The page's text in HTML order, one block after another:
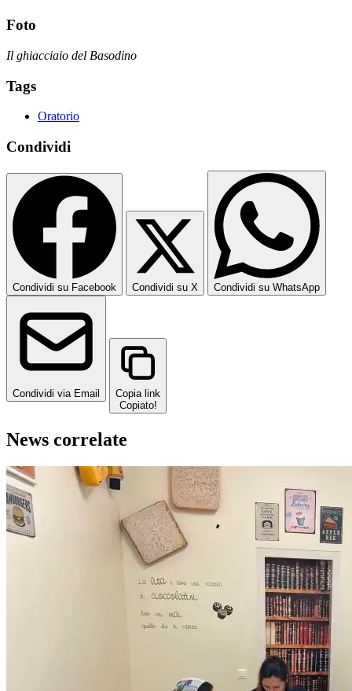
Foto
Il ghiacciaio del Basodino
Tags
Oratorio
Condividi
Condividi su Facebook Condividi su X Condividi su WhatsApp
Condividi via Email
Copia link
Copiato!
News correlate